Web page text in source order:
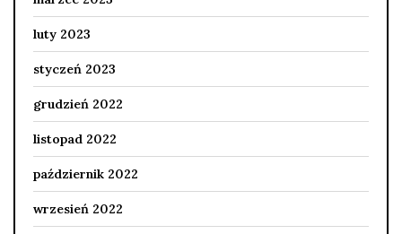
luty 2023
styczeń 2023
grudzień 2022
listopad 2022
październik 2022
wrzesień 2022